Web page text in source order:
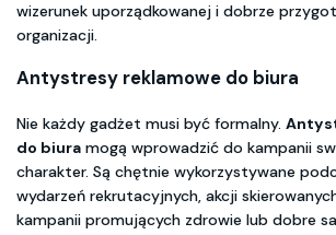
wizerunek uporządkowanej i dobrze
organizacji.
Antystresy reklamowe do biura
Nie każdy gadżet musi być formalny.
do biura mogą wprowadzić do kampanii
charakter. Są chętnie wykorzystywane
wydarzeń rekrutacyjnych, akcji
kampanii promujących zdrowie lub dobre